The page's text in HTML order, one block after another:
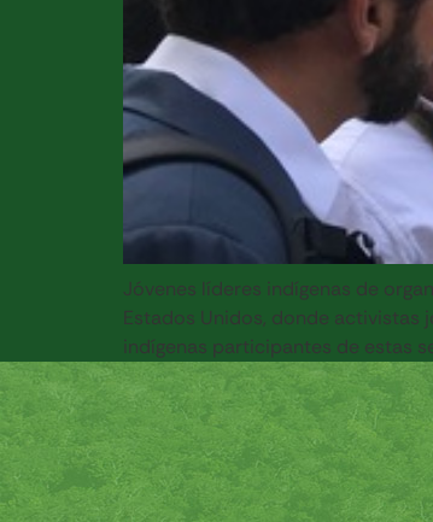
Jóvenes líderes indígenas de
Estados Unidos, donde activistas
indígenas participantes de estas